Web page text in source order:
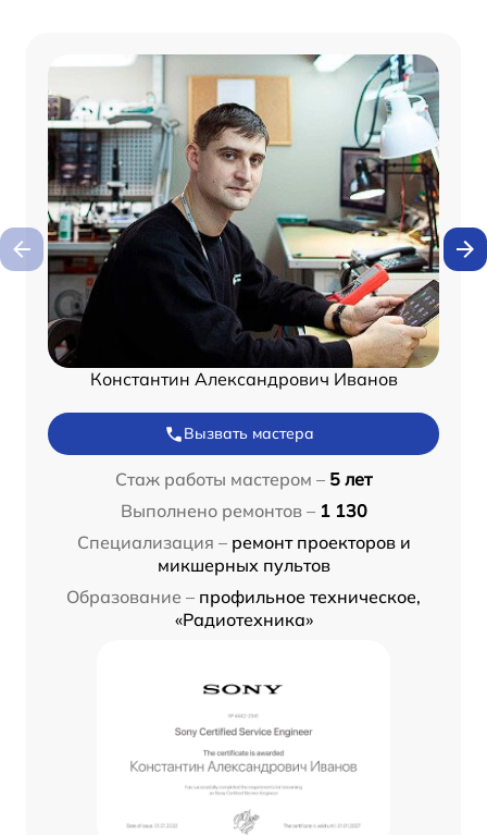
Константин Александрович Иванов
Вызвать мастера
Стаж работы мастером – 5 лет
Выполнено ремонтов – 1 130
Специализация – ремонт проекторов и
микшерных пультов
Образование – профильное техническое,
«Радиотехника»